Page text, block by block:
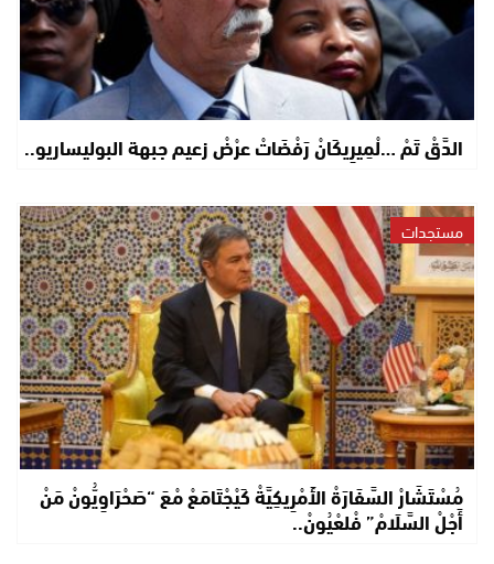
الدَّقْ تَمْ …لْمِيرِيكَانْ رَفْضَاتْ عرْضْ زعيم جبهة البوليساريو..
مستجدات
مُسْتَشَارْ السَّفَارَةْ الأَمْرِيكِيَّةْ كَيْجْتَامَعْ مْعَ “صَحْرَاوِيُّونْ مَنْ
أَجْلْ السَّلَامْ” فْلعْيُونْ..